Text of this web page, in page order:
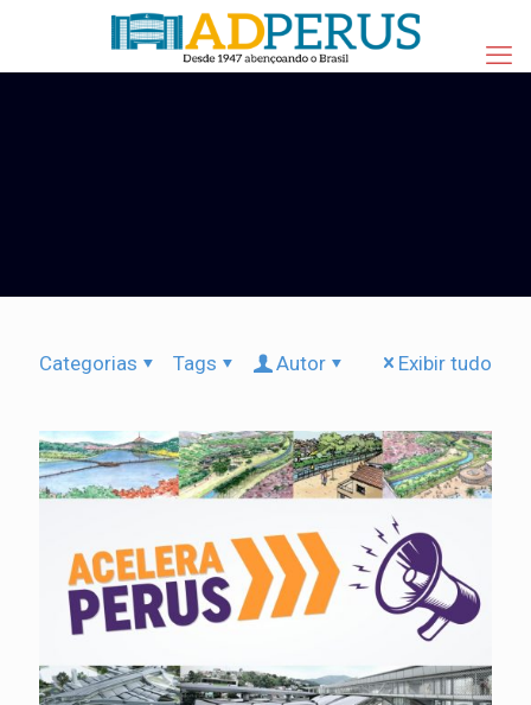
Categorias Tags Autor Exibir tudo